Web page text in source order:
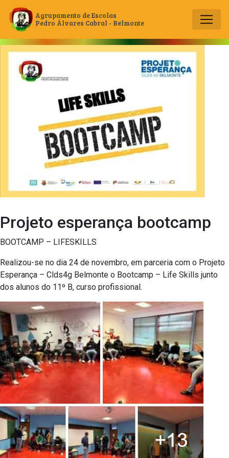
Main Navigation
Agrupamento de Escolas
Pedro Álvares Cabral - Belmonte
Projeto esperança bootcamp
BOOTCAMP – LIFESKILLS
Realizou-se no dia 24 de novembro, em parceria com o Projeto
Esperança – Clds4g Belmonte o Bootcamp – Life Skills junto
dos alunos do 11º B, curso profissional.